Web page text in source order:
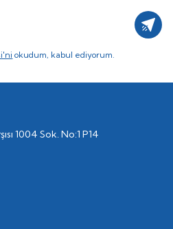
okudum, kabul ediyorum.
1004 Sok. No:1 P14